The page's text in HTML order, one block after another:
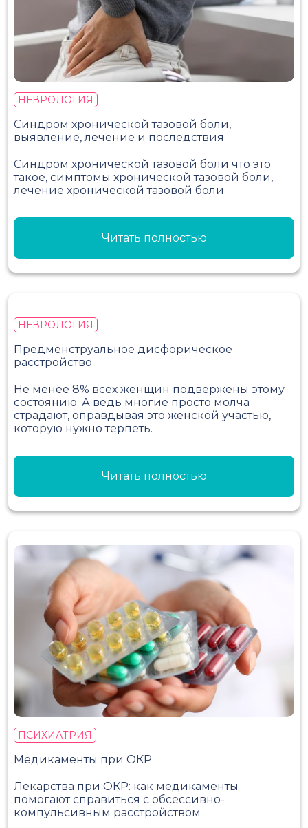
НЕВРОЛОГИЯ
Синдром хронической тазовой боли,
выявление, лечение и последствия
Синдром хронической тазовой боли что это
такое, симптомы хронической тазовой боли,
лечение хронической тазовой боли
Читать полностью
НЕВРОЛОГИЯ
Предменструальное дисфорическое
расстройство
Не менее 8% всех женщин подвержены этому
состоянию. А ведь многие просто молча
страдают, оправдывая это женской участью,
которую нужно терпеть.
Читать полностью
ПСИХИАТРИЯ
Медикаменты при ОКР
Лекарства при ОКР: как медикаменты
помогают справиться с обсессивно-
компульсивным расстройством